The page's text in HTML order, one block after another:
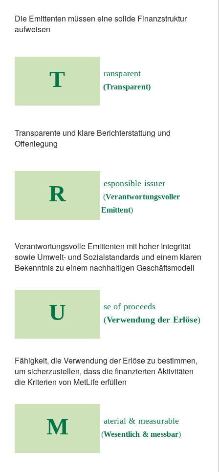
Die Emittenten müssen eine solide Finanzstruktur
aufweisen
T ransparent
(Transparent)
Transparente und klare Berichterstattung und
Offenlegung
R esponsible issuer
(Verantwortungsvoller
Emittent)
Verantwortungsvolle Emittenten mit hoher Integrität
sowie Umwelt- und Sozialstandards und einem klaren
Bekenntnis zu einem nachhaltigen Geschäftsmodell
U
se of proceeds
(Verwendung der Erlöse)
Fähigkeit, die Verwendung der Erlöse zu bestimmen,
um sicherzustellen, dass die finanzierten Aktivitäten
die Kriterien von MetLife erfüllen
M aterial & measurable
(Wesentlich & messbar)